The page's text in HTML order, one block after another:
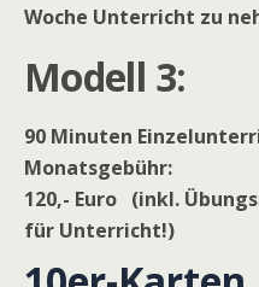
Woche Unterricht zu
Modell 3:
90 Minuten
Monatsgebühr:
120,- Euro (inkl.
für Unterricht!)